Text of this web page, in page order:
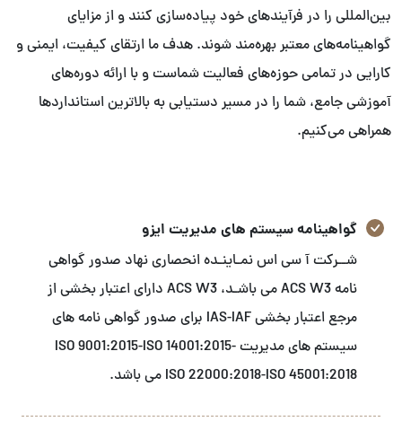
بین‌المللی را در فرآیندهای خود پیاده‌سازی کنند و از مزایای
گواهینامه‌های معتبر بهره‌مند شوند. هدف ما ارتقای کیفیت، ایمنی و
کارایی در تمامی حوزه‌های فعالیت شماست و با ارائه دوره‌های
آموزشی جامع، شما را در مسیر دستیابی به بالاترین استانداردها
همراهی می‌کنیم.
گواهینامه سیستم های مدیریت ایزو
شــرکت آ سی اس نمـاینـده انحصاری نهاد صدور گواهی
نامه ACS W3 می باشـد، ACS W3 دارای اعتبار بخشی از
مرجع اعتبار بخشی IAS-IAF برای صدور گواهی نامه های
سیستم های مدیریت ISO 9001:2015-ISO 14001:2015-
ISO 22000:2018-ISO 45001:2018 می باشد.